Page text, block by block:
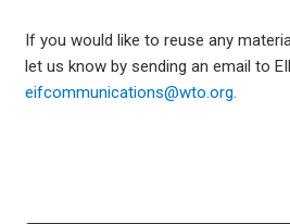
If you would like to reuse any
let us know by sending an email to
eifcommunications@wto.org.